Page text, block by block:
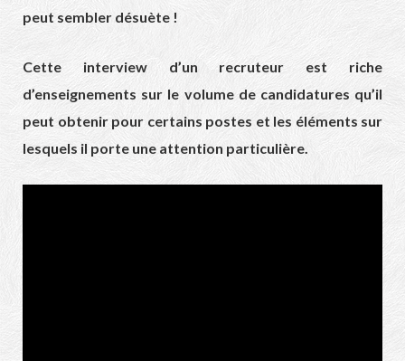
peut sembler désuète !
Cette interview d’un recruteur est riche
d’enseignements sur le volume de candidatures qu’il
peut obtenir pour certains postes et les éléments sur
lesquels il porte une attention particulière.